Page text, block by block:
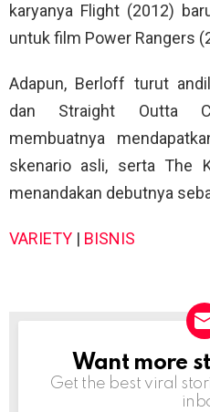
karyanya Flight (2012)
untuk film Power Rangers
Adapun, Berloff turut
dan Straight Outta
membuatnya
skenario asli, serta The
menandakan debutnya
VARIETY | BISNIS
NEWSLETTER
Want more
Get the best viral